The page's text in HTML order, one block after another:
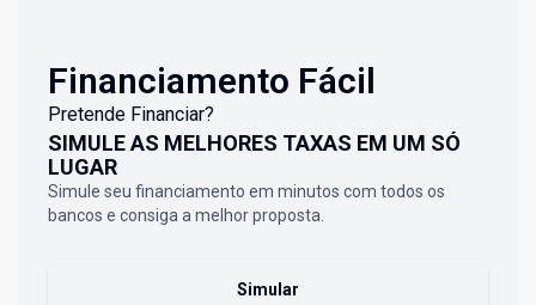
Financiamento Fácil
Pretende Financiar?
SIMULE AS MELHORES TAXAS EM UM SÓ
LUGAR
Simule seu financiamento em minutos com todos os
bancos e consiga a melhor proposta.
Simular